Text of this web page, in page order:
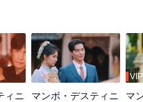
とが明らかになる。しかし、こ
も逃れられない呪いとなるの
ィニ
マンボ・デスティニ
VIP
マ